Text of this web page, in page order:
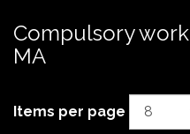
Compulsory work
MA
Items per page